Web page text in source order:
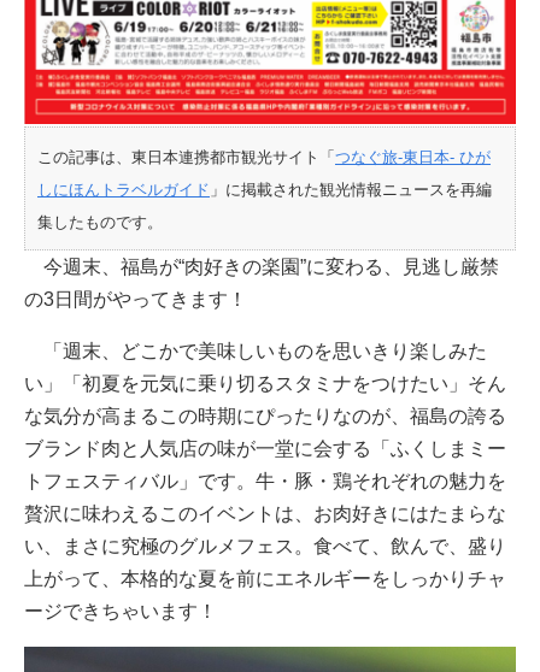
この記事は、東日本連携都市観光サイト「つなぐ旅-東日本- ひが
しにほんトラベルガイド 」に掲載された観光情報ニュースを再編
集したものです。
今週末、福島が“肉好きの楽園”に変わる、見逃し厳禁
の3日間がやってきます！
「週末、どこかで美味しいものを思いきり楽しみた
い」「初夏を元気に乗り切るスタミナをつけたい」そん
な気分が高まるこの時期にぴったりなのが、福島の誇る
ブランド肉と人気店の味が一堂に会する「ふくしまミー
トフェスティバル」です。牛・豚・鶏それぞれの魅力を
贅沢に味わえるこのイベントは、お肉好きにはたまらな
い、まさに究極のグルメフェス。食べて、飲んで、盛り
上がって、本格的な夏を前にエネルギーをしっかりチャ
ージできちゃいます！